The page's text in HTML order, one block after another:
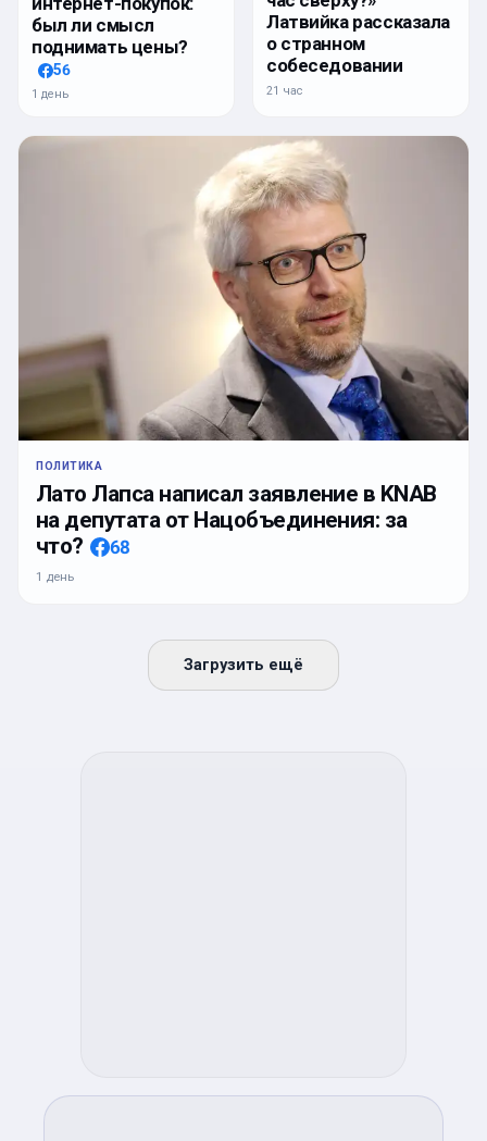
был ли смысл
поднимать цены?
56
1 день
Латвийка рассказала
о странном
собеседовании
21 час
ПОЛИТИКА
Лато Лапса написал заявление в KNAB
на депутата от Нацобъединения: за
что?
68
1 день
Загрузить ещё